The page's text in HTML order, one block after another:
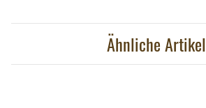
Ähnliche Artikel